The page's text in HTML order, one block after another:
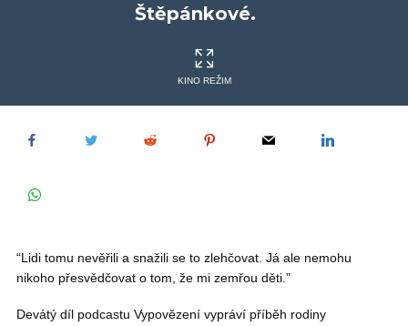
Štěpánkové.
KINO REŽIM
“Lidi tomu nevěřili a snažili se to zlehčovat. Já ale nemohu
nikoho přesvědčovat o tom, že mi zemřou děti.”
Devátý díl podcastu Vypovězení vypráví příběh rodiny